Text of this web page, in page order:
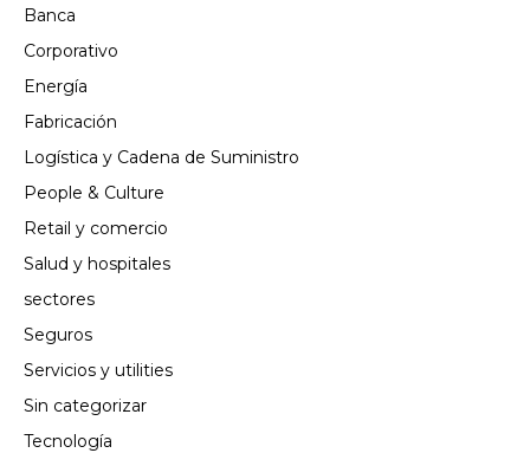
Banca
Corporativo
Energía
Fabricación
Logística y Cadena de Suministro
People & Culture
Retail y comercio
Salud y hospitales
sectores
Seguros
Servicios y utilities
Sin categorizar
Tecnología